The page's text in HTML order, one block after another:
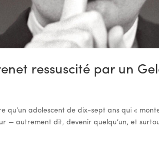
ressuscité par un
qu’un adolescent de dix-sept ans qui «
— autrement dit, devenir quelqu’un, et